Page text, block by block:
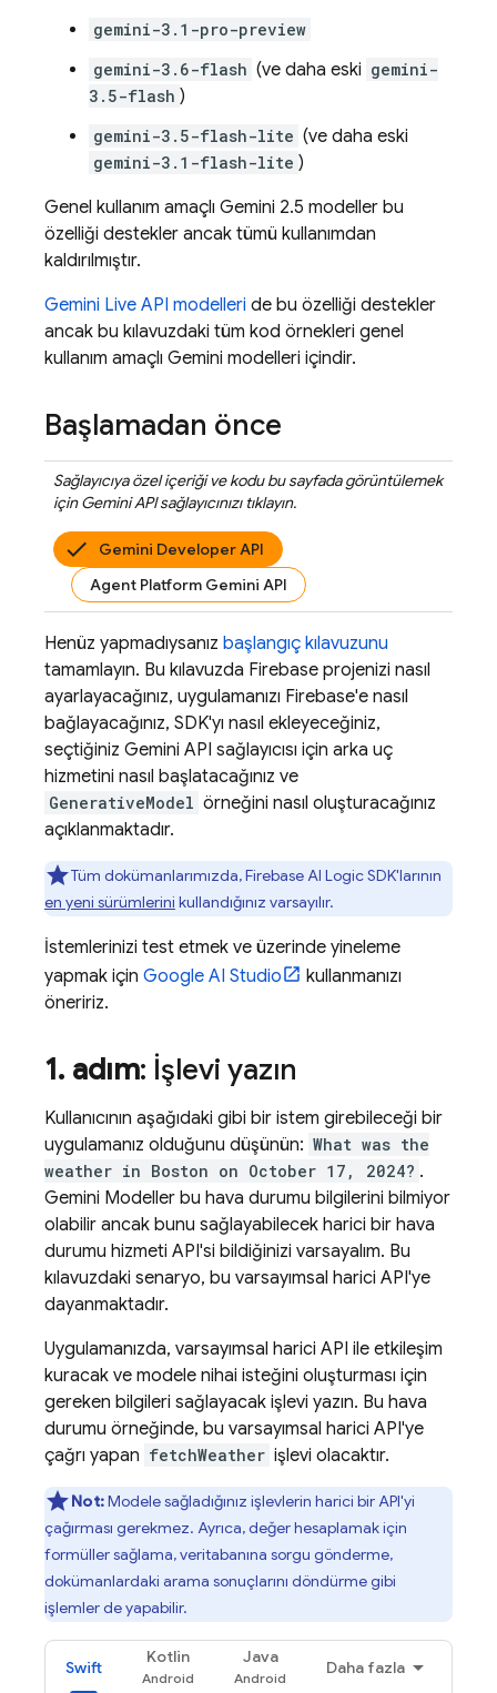
gemini-3.1-pro-preview
gemini-3.6-flash (ve daha eski gemini-
3.5-flash )
gemini-3.5-flash-lite (ve daha eski
gemini-3.1-flash-lite )
Genel kullanım amaçlı Gemini 2.5 modeller bu
özelliği destekler ancak tümü kullanımdan
kaldırılmıştır.
Gemini Live API modelleri de bu özelliği destekler
ancak bu kılavuzdaki tüm kod örnekleri genel
kullanım amaçlı Gemini modelleri içindir.
Başlamadan önce
Sağlayıcıya özel içeriği ve kodu bu sayfada görüntülemek
içinGemini APIsağlayıcınızı tıklayın.
Gemini Developer API
Agent Platform Gemini API
Henüz yapmadıysanız başlangıç kılavuzunu
tamamlayın. Bu kılavuzda Firebase projenizi nasıl
ayarlayacağınız, uygulamanızı Firebase'e nasıl
bağlayacağınız, SDK'yı nasıl ekleyeceğiniz,
seçtiğiniz Gemini API sağlayıcısı için arka uç
hizmetini nasıl başlatacağınız ve
GenerativeModel örneğini nasıl oluşturacağınız
açıklanmaktadır.
Tüm dokümanlarımızda,Firebase AI LogicSDK'larının
en yeni sürümlerini kullandığınız varsayılır.
İstemlerinizi test etmek ve üzerinde yineleme
yapmak için Google AI Studio
kullanmanızı
öneririz.
1. adım: İşlevi yazın
Kullanıcının aşağıdaki gibi bir istem girebileceği bir
uygulamanız olduğunu düşünün: What was the
weather in Boston on October 17, 2024? .
Gemini Modeller bu hava durumu bilgilerini bilmiyor
olabilir ancak bunu sağlayabilecek harici bir hava
durumu hizmeti API'si bildiğinizi varsayalım. Bu
kılavuzdaki senaryo, bu varsayımsal harici API'ye
dayanmaktadır.
Uygulamanızda, varsayımsal harici API ile etkileşim
kuracak ve modele nihai isteğini oluşturması için
gereken bilgileri sağlayacak işlevi yazın. Bu hava
durumu örneğinde, bu varsayımsal harici API'ye
çağrı yapan fetchWeather işlevi olacaktır.
Not:Modele sağladığınız işlevlerin harici bir API'yi
çağırması gerekmez. Ayrıca, değer hesaplamak için
formüller sağlama, veritabanına sorgu gönderme,
dokümanlardaki arama sonuçlarını döndürme gibi
işlemler de yapabilir.
Swift
Kotlin Java
Daha fazla